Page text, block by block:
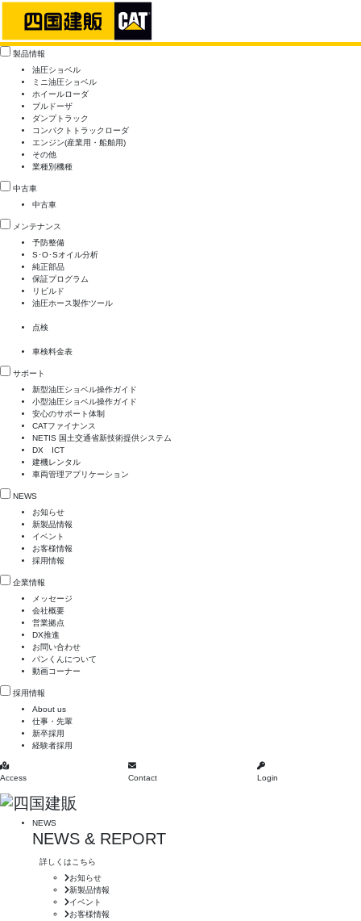
製品情報
油圧ショベル
ミニ油圧ショベル
ホイールローダ
ブルドーザ
ダンプトラック
コンパクトトラックローダ
エンジン(産業用・船舶用)
その他
業種別機種
中古車
中古車
メンテナンス
予防整備
S･O･Sオイル分析
純正部品
保証プログラム
リビルド
油圧ホース製作ツール
点検
車検料金表
サポート
新型油圧ショベル操作ガイド
小型油圧ショベル操作ガイド
安心のサポート体制
CATファイナンス
NETIS 国土交通省新技術提供システム
DX ICT
建機レンタル
車両管理アプリケーション
NEWS
お知らせ
新製品情報
イベント
お客様情報
採用情報
企業情報
メッセージ
会社概要
営業拠点
DX推進
お問い合わせ
パンくんについて
動画コーナー
採用情報
About us
仕事・先輩
新卒採用
経験者採用
Access Contact Login
NEWS
NEWS & REPORT
詳しくはこちら
お知らせ
新製品情報
イベント
お客様情報